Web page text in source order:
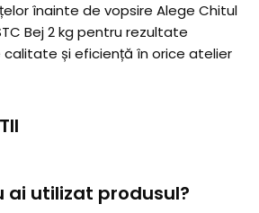
înainte de vopsire Alege Chitul
Bej 2 kg pentru rezultate
calitate și eficiență în orice atelier
ai utilizat produsul?